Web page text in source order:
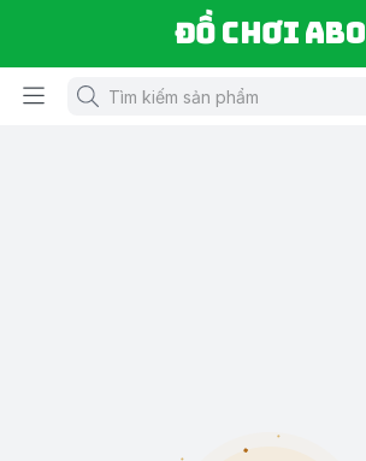
Đồ chơi ABO